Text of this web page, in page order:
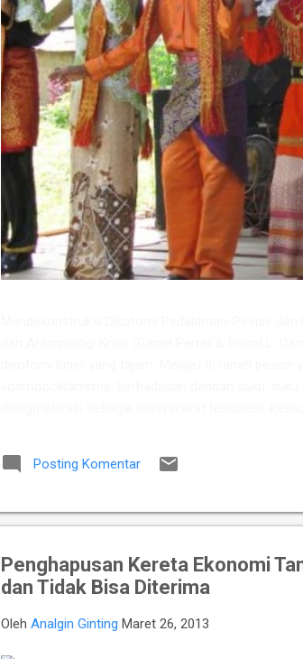
yang harmonis di kawasan Sumatera Timur Laut
dan antropolog Universitas Negeri Medan, Prof.
Posting Komentar
Penghapusan Kereta Ekonomi
dan Tidak Bisa Diterima
Oleh Analgin Ginting Maret 26, 2013